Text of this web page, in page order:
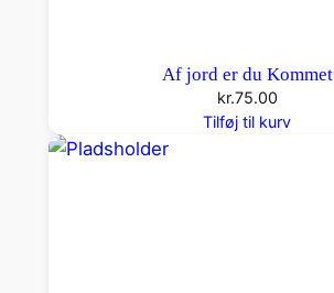
Af jord er du Kommet
kr.75.00
Tilføj til kurv